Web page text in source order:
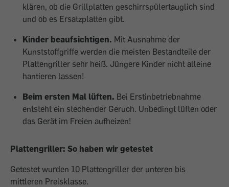
klären, ob die Grillplatten geschirrspülertauglich sind
und ob es Ersatzplatten gibt.
Kinder beaufsichtigen. Mit Ausnahme der
Kunststoffgriffe werden die meisten Bestandteile der
Plattengriller sehr heiß. Jüngere Kinder nicht alleine
hantieren lassen!
Beim ersten Mal lüften. Bei Erstinbetriebnahme
entsteht ein stechender Geruch. Unbedingt lüften oder
das Gerät im Freien aufheizen!
Plattengriller: So haben wir getestet
Getestet wurden 10 Plattengriller der unteren bis
mittleren Preisklasse.